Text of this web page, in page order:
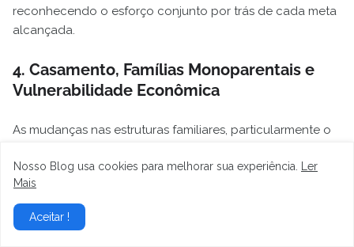
reconhecendo o esforço conjunto por trás de cada meta
alcançada.
4. Casamento, Famílias Monoparentais e
Vulnerabilidade Econômica
As mudanças nas estruturas familiares, particularmente o
direto e frequentemente negativo na distribuição de
renda e na incidência da pobreza.
4.1. Crescimento de Famílias Monoparentais
Nosso Blog usa cookies para melhorar sua experiência.
Ler
Mais
Aceitar !